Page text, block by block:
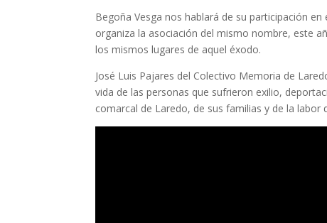
Begoña Vesga nos hablará de su participación
organiza la asociación del mismo nombre, este
los mismos lugares de aquel éxodo.
José Luis Pajares del Colectivo Memoria de
vida de las personas que sufrieron exilio,
comarcal de Laredo, de sus familias y de la